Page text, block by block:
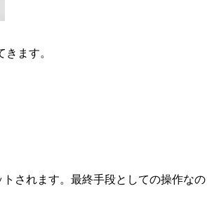
ます。
されます。最終手段としての操作なの